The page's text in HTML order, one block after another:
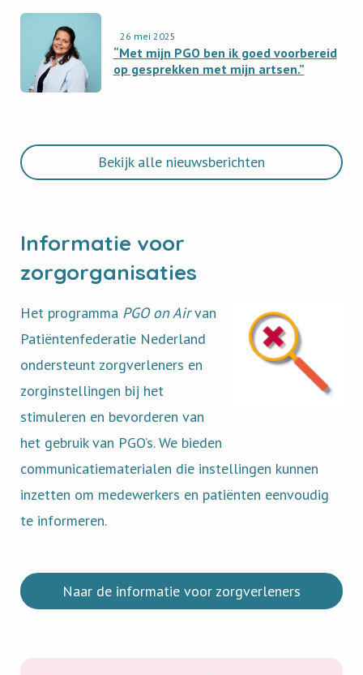
ontwikkelpartners
over
databeschikbaarheid
PGO
26 mei 2025
“Met mijn PGO ben ik goed voorbereid
op gesprekken met mijn artsen.”
Read
newsitem
mijn
goed
voorbereid
met
mijn
artsen.”
Bekijk alle nieuwsberichten
Informatie voor
zorgorganisaties
Het programma PGOonAir van
Patiëntenfederatie Nederland
ondersteunt zorgverleners en
zorginstellingen bij het
stimuleren en bevorderen van
het gebruikvan PGO’s. We bieden
communicatiematerialen die instellingen kunnen
inzetten om medewerkers en patiënten eenvoudig
te informeren.
Naar de informatie voor zorgverleners